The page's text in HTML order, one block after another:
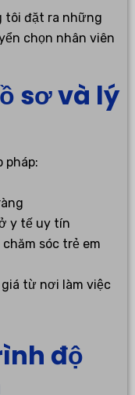
tôi đặt ra những
chọn nhân viên
sơ và lý
pháp:
y tế uy tín
sóc trẻ em
từ nơi làm việc
độ